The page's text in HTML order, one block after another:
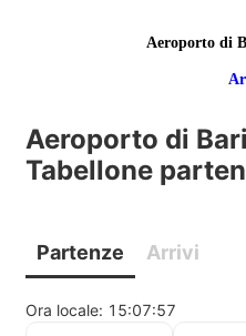
Aeroporto di